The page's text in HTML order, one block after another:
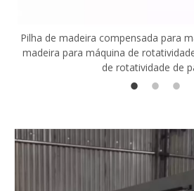
Pilha de madeira compensada para
madeira para máquina de
de rotatividade de